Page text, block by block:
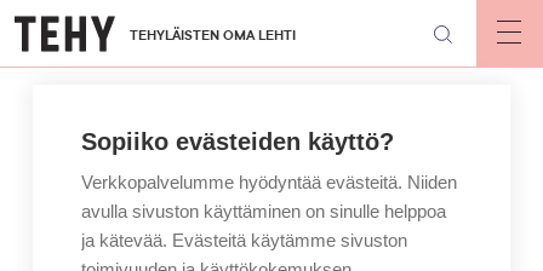
Hyppää
pääsisältöön
TEHYLÄISTEN OMA LEHTI
Sopiiko evästeiden käyttö?
Verkkopalvelumme hyödyntää evästeitä. Niiden
avulla sivuston käyttäminen on sinulle helppoa
ja kätevää. Evästeitä käytämme sivuston